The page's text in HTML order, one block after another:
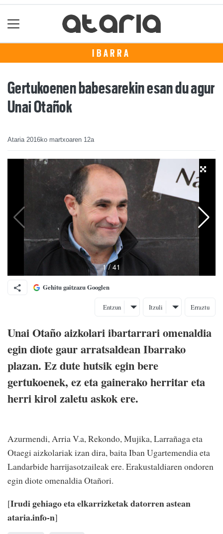
IBARRA
Gertukoenen babesarekin esan du agur
Unai Otañok
Ataria 2016ko martxoaren 12a
Gehitu gaitzazu Googlen
Entzun Itzuli Erraztu
Unai Otaño aizkolari ibartarrari omenaldia
egin diote gaur arratsaldean Ibarrako
plazan. Ez dute hutsik egin bere
gertukoenek, ez eta gainerako herritar eta
herri kirol zaletu askok ere.
Azurmendi, Arria V.a, Rekondo, Mujika, Larrañaga eta
Otaegi aizkolariak izan dira, baita Iban Ugartemendia eta
Landarbide harrijasotzaileak ere. Erakustaldiaren ondoren
egin diote omenaldia Otañori.
[Irudi gehiago eta elkarrizketak datorren astean
ataria.info-n]